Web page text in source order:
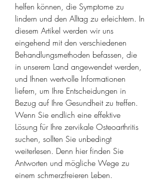
helfen können, die Symptome zu
lindern und den Alltag zu erleichtern. In
diesem Artikel werden wir uns
eingehend mit den verschiedenen
Behandlungsmethoden befassen, die
in unserem Land angewendet werden,
und Ihnen wertvolle Informationen
liefern, um Ihre Entscheidungen in
Bezug auf Ihre Gesundheit zu treffen.
Wenn Sie endlich eine effektive
Lösung für Ihre zervikale Osteoarthritis
suchen, sollten Sie unbedingt
weiterlesen. Denn hier finden Sie
Antworten und mögliche Wege zu
einem schmerzfreieren Leben.